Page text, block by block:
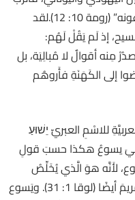
رَبُّهم جميعًا، يَجودُ على جميعِ الّذينَ يَدعونه” (رومة 10: 12).لقد
إذ لَم يَقُلْ لَهُم:
مِنه أقوالٌ لا مُبالِيَة، بل
إلى الكَهَنَةِ فأَروهُم
للاسْمِ العبريّ יֵשׁוּעַ
يسوعُ هكذا حسبَ قولِ
لأَنَّه هوَ الَّذي يُخَلِّصُ
شَعبَهُ مِن خَطاياهم” (متى 1: 21)، ولمريمَ أيضًا (لوقا 1: 31). ويَسوع